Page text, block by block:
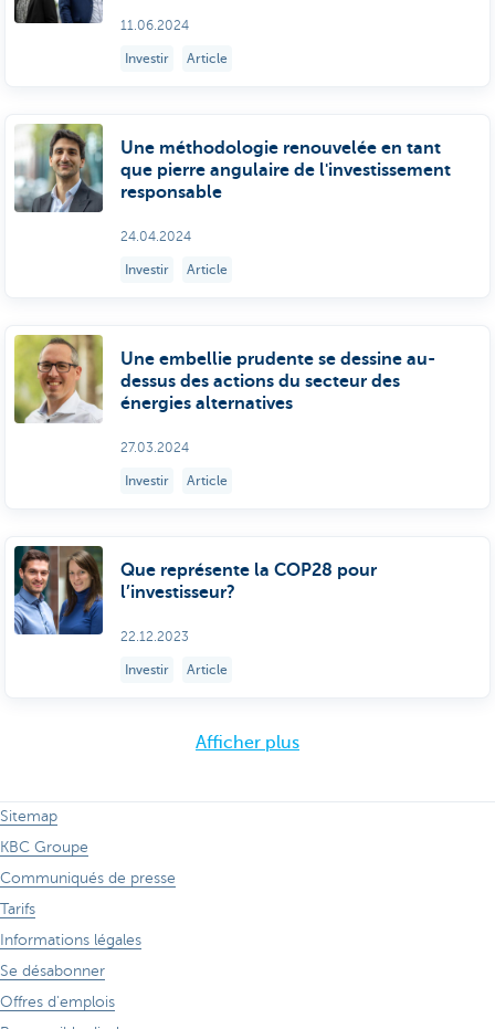
11.06.2024
Investir Article
Une méthodologie renouvelée en tant
que pierre angulaire de l'investissement
responsable
24.04.2024
Investir Article
Une embellie prudente se dessine au-
dessus des actions du secteur des
énergies alternatives
27.03.2024
Investir Article
Que représente la COP28 pour
l’investisseur?
22.12.2023
Investir Article
Afficher plus
Sitemap
KBC Groupe
Communiqués de presse
Tarifs
Informations légales
Se désabonner
Offres d'emplois